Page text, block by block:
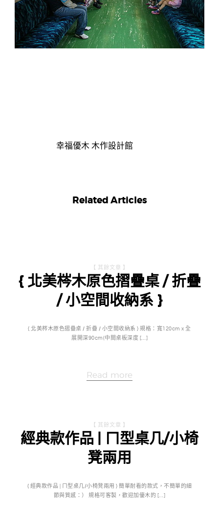
幸福優木 木作設計館
Related Articles
【 其餘文章 】
{ 北美梣木原色摺疊桌 / 折疊
/ 小空間收納系 }
{ 北美梣木原色摺疊桌 / 折疊 / 小空間收納系 } 規格：寬120cm x 全
展開深90cm(中間桌板深度 […]
Read more
【 其餘文章 】
經典款作品 | ㄇ型桌几/小椅
凳兩用
{ 經典款作品 | ㄇ型桌几/小椅凳兩用 } 簡單耐看的款式，不簡單的細
節與質感：） 規格可客製，歡迎加優木的 […]